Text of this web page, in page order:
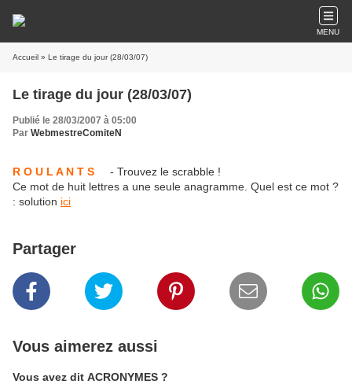
MENU
Accueil » Le tirage du jour (28/03/07)
Le tirage du jour (28/03/07)
Publié le 28/03/2007 à 05:00
Par WebmestreComiteN
R O U L A N T S
- Trouvez le scrabble !
Ce mot de huit lettres a une seule anagramme. Quel est ce mot ?
: solution ici
Partager
Vous aimerez aussi
Vous avez dit ACRONYMES ?